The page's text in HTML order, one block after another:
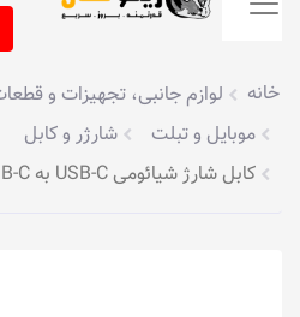
خانه لوازم جانبی، تجهیزات و
موبایل و تبلت
شارژر و کابل
کابل شارژ شیائومی USB-C به USB-C مدل Mi SJX12ZM